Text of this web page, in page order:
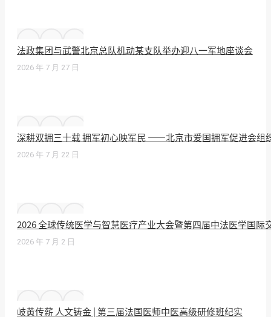
法政集团与武警北京总队机动某支队举办迎八一军地座谈会
2026 年 7 月 27 日
深耕双拥三十载 拥军初心映军民 ——北京市爱国拥军促进会组
2026 年 7 月 22 日
2026 全球传统医学与智慧医疗产业大会暨第四届中法医学国际
2026 年 7 月 2 日
岐黄传薪 人文铸金 | 第三届法国医师中医高级研修班纪实